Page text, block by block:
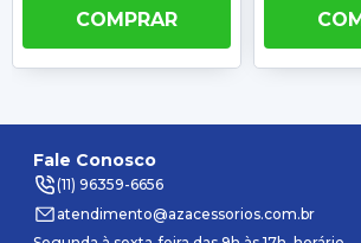
COMPRAR
Fale Conosco
(11) 96359-6656
atendimento@azacessorios.com.br